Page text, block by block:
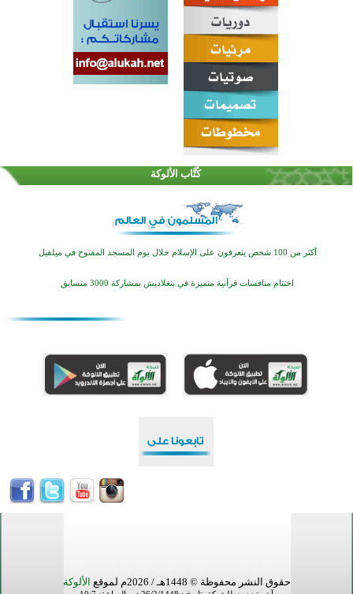
كُتَّاب الألوكة
أكثر من 100 شخص يتعرفون على الإسلام خلال يوم المسجد المفتوح في ميلفيل
اختتام منافسات قرآنية متميزة في بنغلاديش بمشاركة 3000 متسابق
منطقة ريبوفسي تحتفل بميلاد مسجد جديد في أجواء إيمانية مميزة
القرآن والتربية في صدارة البرامج الصيفية للمسلمين في بينزا وساراتوف وموردوفيا هذا العام
حقوق النشر محفوظة © 1448هـ / 2026م لموقع الألوكة